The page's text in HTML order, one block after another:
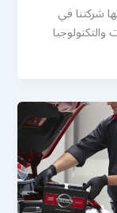
شركتنا في